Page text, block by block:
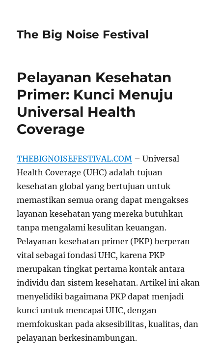
The Big Noise Festival
Pelayanan Kesehatan
Primer: Kunci Menuju
Universal Health
Coverage
THEBIGNOISEFESTIVAL.COM – Universal
Health Coverage (UHC) adalah tujuan
kesehatan global yang bertujuan untuk
memastikan semua orang dapat mengakses
layanan kesehatan yang mereka butuhkan
tanpa mengalami kesulitan keuangan.
Pelayanan kesehatan primer (PKP) berperan
vital sebagai fondasi UHC, karena PKP
merupakan tingkat pertama kontak antara
individu dan sistem kesehatan. Artikel ini akan
menyelidiki bagaimana PKP dapat menjadi
kunci untuk mencapai UHC, dengan
memfokuskan pada aksesibilitas, kualitas, dan
pelayanan berkesinambungan.